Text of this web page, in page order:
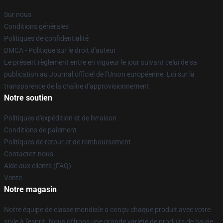
Sur nous
Conditions générales
Politiques de confidentialité
DMCA - Politique sur le droit d'auteur
Le présent règlement entre en vigueur le jour suivant celui de sa
publication au Journal officiel de l'Union européenne. Loi sur la
transparence de la chaîne d'approvisionnement
Notre soutien
Politiques d'expédition et de livraison
Conditions de paiement
Politiques de retour et de remboursement
Contactez-nous
Aide aux clients (FAQ)
Vente
Notre magasin
Notre équipe de classe mondiale a conçu chaque produit avec votre